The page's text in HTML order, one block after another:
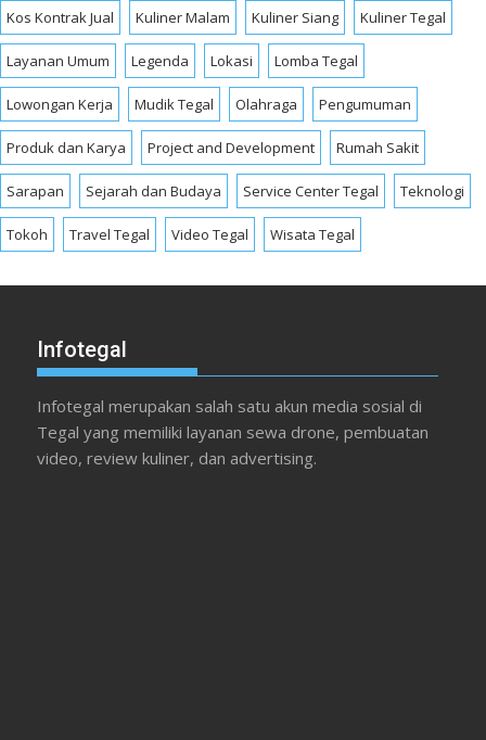
Kos Kontrak Jual Kuliner Malam Kuliner Siang Kuliner Tegal
Layanan Umum Legenda Lokasi Lomba Tegal
Lowongan Kerja Mudik Tegal Olahraga Pengumuman
Produk dan Karya Project and Development Rumah Sakit
Sarapan Sejarah dan Budaya Service Center Tegal Teknologi
Tokoh Travel Tegal Video Tegal Wisata Tegal
Infotegal
Infotegal merupakan salah satu akun media sosial di
Tegal yang memiliki layanan sewa drone, pembuatan
video, review kuliner, dan advertising.